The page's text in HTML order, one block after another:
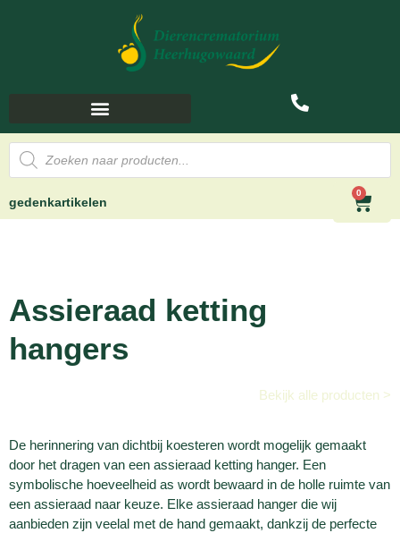
gedenkartikelen
0
Assieraad ketting
hangers
Bekijk alle producten >
De herinnering van dichtbij koesteren wordt mogelijk gemaakt
door het dragen van een assieraad ketting hanger. Een
symbolische hoeveelheid as wordt bewaard in de holle ruimte van
een assieraad naar keuze. Elke assieraad hanger die wij
aanbieden zijn veelal met de hand gemaakt, dankzij de perfecte